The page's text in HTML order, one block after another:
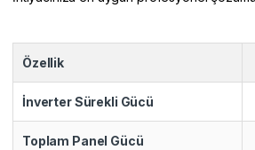
Özellik
İnverter Sürekli Gücü
Toplam Panel Gücü